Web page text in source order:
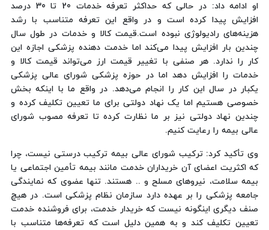
او ادامه داد: در حالی که حداکثر تعرفه خدمات 20 تا 30 درصد
افزایش پیدا کرده است و در واقع این تعرفه متناسب با رشد
هزینه‌های رادیولوژی نبوده است.قیمت کالا و خدمات در طول سال
چندین بار افزایش پیدا می‌کند اما خدمت دهنده پزشکی اجازه این
کار را ندارد. هر صنفی با تغییر قیمت ارز می‌تواند قیمت کالا و
خدمات را افزایش دهد اما در حوزه پزشکی شورای عالی پزشکی
یکبار در سال این کار را انجام می‌دهد. در واقع ما با اینکه بخش
خصوصی هستیم اما یک نهاد دولتی برای ما تعیین تکلیف کرده و
چندین نهاد دولتی نیز بر ما نظارت کرده تا تعرفه مصوب شورای
عالی بیمه را رعایت کنیم.
وی تأکید کرد: ترکیب شورای عالی بیمه ترکیب درستی نیست، چرا
که اکثریت اعضای آن خریداران خدمت مانند بیمه تأمین اجتماعی یا
بیمه سلامت، نیروهای مسلح و .. هستند. تنها عضوی که نمایندگی
جامعه پزشکی را بر عهده دارد سازمان نظام پزشکی است. در هیچ
صنف دیگری اینگونه نیست که خریدار خدمت، برای فروشنده خدمت
تعیین تکلیف کند و به همین دلیل است که تعرفه‌ها متناسب با